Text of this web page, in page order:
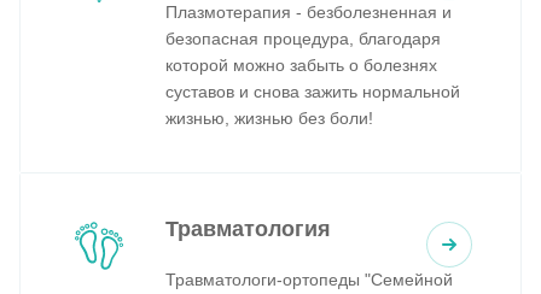
Плазмотерапия - безболезненная и
безопасная процедура, благодаря
которой можно забыть о болезнях
суставов и снова зажить нормальной
жизнью, жизнью без боли!
Травматология
Травматологи-ортопеды "Семейной